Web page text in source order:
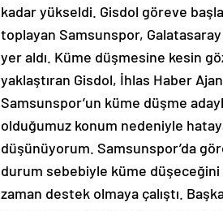
kadar yükseldi. Gisdol göreve
toplayan Samsunspor, Galatasaray
yer aldı. Küme düşmesine kesin
yaklaştıran Gisdol, İhlas Haber
Samsunspor’un küme düşme
olduğumuz konum nedeniyle
düşünüyorum. Samsunspor’da
durum sebebiyle küme düşeceğini
zaman destek olmaya çalıştı.